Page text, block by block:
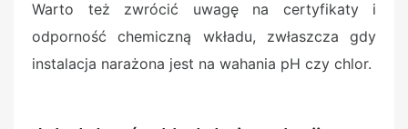
Warto też zwrócić uwagę na certyfikaty i
odporność chemiczną wkładu, zwłaszcza gdy
instalacja narażona jest na wahania pH czy chlor.